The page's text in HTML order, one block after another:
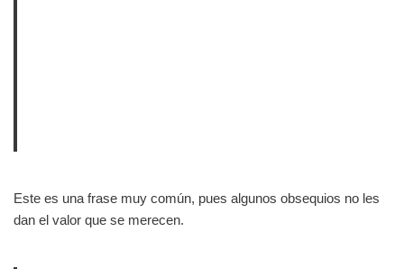
Este es una frase muy común, pues algunos obsequios no les
dan el valor que se merecen.